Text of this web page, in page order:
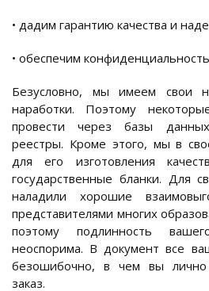
• дадим гарантию качества и
• обеспечим конфиденциальность
Безусловно, мы имеем свои
наработки. Поэтому
провести через базы
реестры. Кроме этого, мы в
для его изготовления
государственные бланки. Для
наладили хорошие
представителями многих
поэтому подлинность
неоспорима. В документ все
безошибочно, в чем вы лично
заказ.